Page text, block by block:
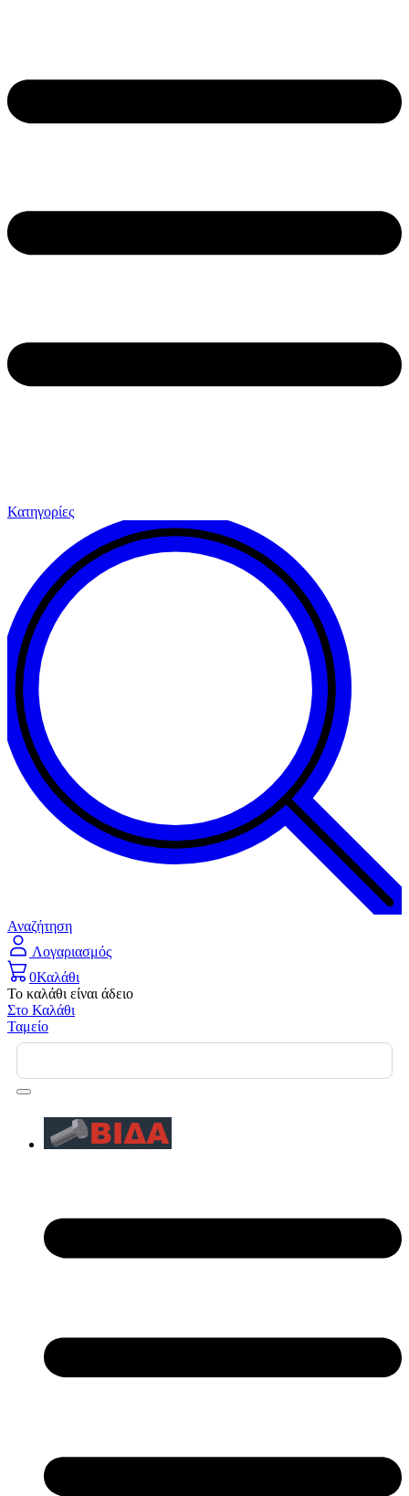
Κατηγορίες
Αναζήτηση
Λογαριασμός
0Καλάθι
Το καλάθι είναι άδειο
Στο Καλάθι
Ταμείο